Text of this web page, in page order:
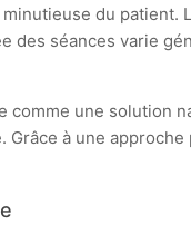
du
des séances varie
comme une solution
Grâce à une